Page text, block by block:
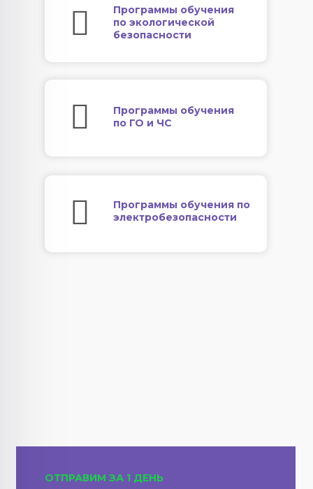
Программы обучения
по экологической
безопасности
Программы обучения
по ГО и ЧС
Программы обучения по
электробезопасности
ОТПРАВИМ ЗА 1 ДЕНЬ